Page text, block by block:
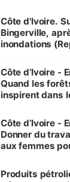
(Alassane
Côte d'Ivoire.
Bingerville,
inondations
Côte d’Ivoire -
Quand les
inspirent dans
Côte d’Ivoire -
Donner du
aux femmes
menacées
Produits